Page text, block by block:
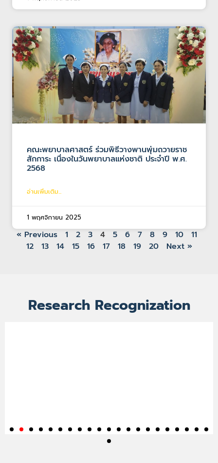
คณะพยาบาลศาสตร์ ร่วมพิธีวางพานพุ่มถวายราช
สักการะ เนื่องในวันพยาบาลแห่งชาติ ประจำปี พ.ศ.
2568
อ่านเพิ่มเติม...
1 พฤศจิกายน 2025
« Previous 1 2 3 4 5 6 7 8 9 10
11
12
13 14 15 16 17 18 19 20 Next »
Research Recognization